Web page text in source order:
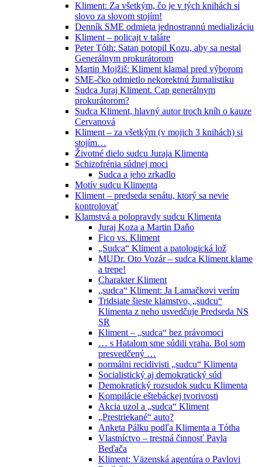
Kliment: Za všetkým, čo je v tých knihách si
slovo za slovom stojím!
Denník SME odmieta jednostrannú medializáciu
Kliment – policajt v taláre
Peter Tóth: Satan potopil Kozu, aby sa nestal
Generálnym prokurátorom
Martin Mojžiš: Kliment klamal pred výborom
SME-čko odmietlo nekorektnú žurnalistiku
Sudca Juraj Kliment. Cap generálnym
prokurátorom?
Sudca Kliment, hlavný autor troch kníh o kauze
Cervanová
Kliment – za všetkým (v mojich 3 knihách) si
stojím…
Životné dielo sudcu Juraja Klimenta
Schizofrénia súdnej moci
Sudca a jeho zrkadlo
Motív sudcu Klimenta
Kliment – predseda senátu, ktorý sa nevie
kontrolovať
Klamstvá a polopravdy sudcu Klimenta
Juraj Koza a Martin Daňo
Fico vs. Kliment
„Sudca“ Kliment a patologická lož
MUDr. Oto Vozár – sudca Kliment klame
a trepe!
Charakter Kliment
„sudca“ Kliment: Ja Lamačkovi verím
Tridsiate šieste klamstvo, „sudcu“
Klimenta z neho usvedčuje Predseda NS
SR
Kliment – „sudca“ bez právomoci
… s Hatalom sme súdili vraha. Bol som
presvedčený …
normálni recidivisti „sudcu“ Klimenta
Socialistický aj demokratický súd
Demokratický rozsudok sudcu Klimenta
Kompilácie eštebáckej tvorivosti
Akcia uzol a „sudca“ Kliment
„Prestriekané“ auto?
Anketa Pálku podľa Klimenta a Tótha
Vlastníctvo – trestná činnosť Pavla
Beďača
Kliment: Väzenská agentúra o Pavlovi